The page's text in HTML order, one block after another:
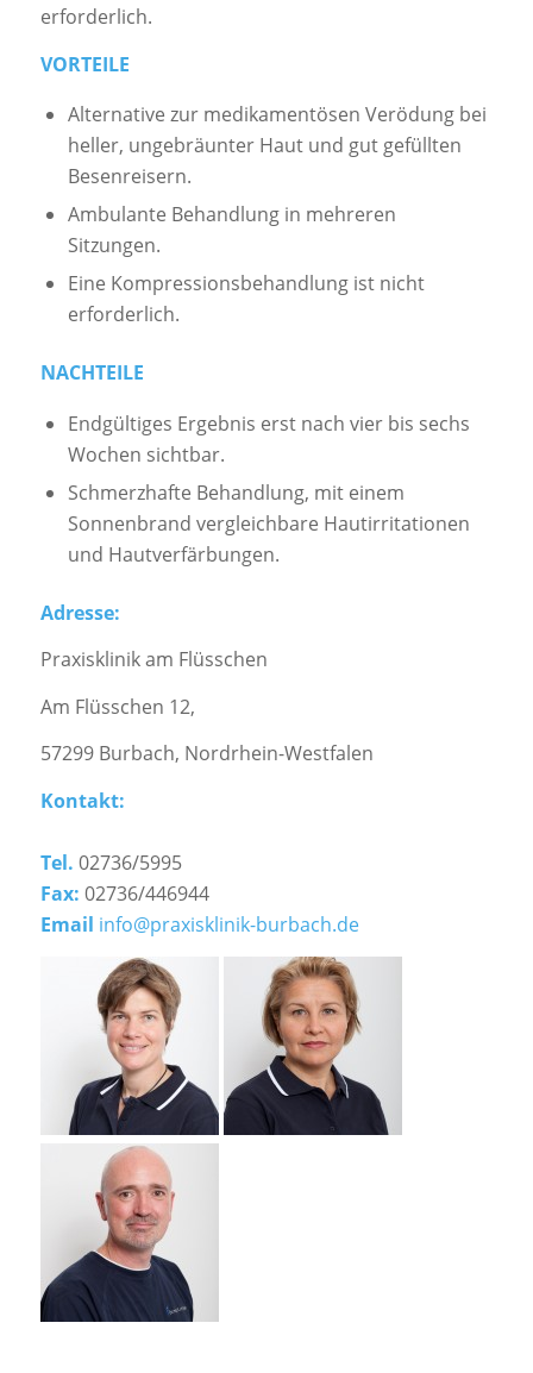
erforderlich.
VORTEILE
Alternative zur medikamentösen Verödung bei
heller, ungebräunter Haut und gut gefüllten
Besenreisern.
Ambulante Behandlung in mehreren
Sitzungen.
Eine Kompressionsbehandlung ist nicht
erforderlich.
NACHTEILE
Endgültiges Ergebnis erst nach vier bis sechs
Wochen sichtbar.
Schmerzhafte Behandlung, mit einem
Sonnenbrand vergleichbare Hautirritationen
und Hautverfärbungen.
Adresse:
Praxisklinik am Flüsschen
Am Flüsschen 12,
57299 Burbach, Nordrhein-Westfalen
Kontakt:
Tel. 02736/5995
Fax: 02736/446944
Email info@praxisklinik-burbach.de